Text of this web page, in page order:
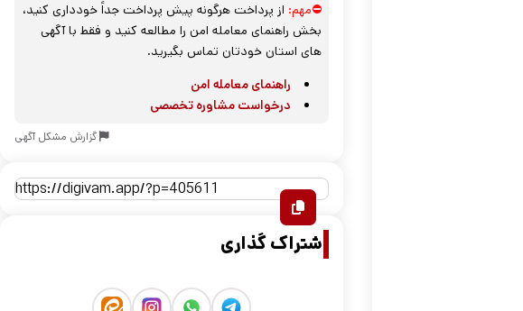
⛔مهم: از پرداخت هرگونه پیش پرداخت جداً خودداری کنید،
بخش راهنمای معامله امن را مطالعه کنید و فقط با آگهی
های استان خودتان تماس بگیرید.
راهنمای معامله امن
درخواست مشاوره تخصصی
گزارش مشکل آگهی
اشتراک گذاری